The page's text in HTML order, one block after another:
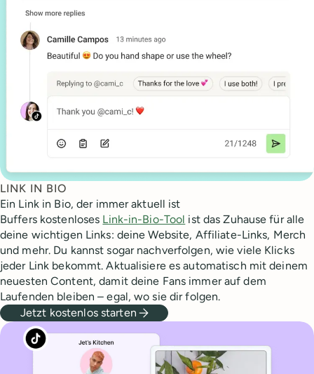
LINK IN BIO
Ein Link in Bio, der immer aktuell ist
Buffers kostenloses Link-in-Bio-Tool ist das Zuhause für alle
deine wichtigen Links: deine Website, Affiliate-Links, Merch
und mehr. Du kannst sogar nachverfolgen, wie viele Klicks
jeder Link bekommt. Aktualisiere es automatisch mit deinem
neuesten Content, damit deine Fans immer auf dem
Laufenden bleiben – egal, wo sie dir folgen.
Jetzt kostenlos starten